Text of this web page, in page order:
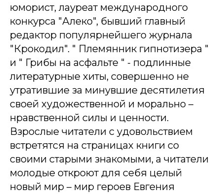
юморист, лауреат международного
конкурса "Алеко", бывший главный
редактор популярнейшего журнала
"Крокодил". " Племянник гипнотизера "
и " Грибы на асфальте " - подлинные
литературные хиты, совершенно не
утратившие за минувшие десятилетия
своей художественной и морально –
нравственной силы и ценности.
Взрослые читатели с удовольствием
встретятся на страницах книги со
своими старыми знакомыми, а читатели
молодые откроют для себя целый
новый мир – мир героев Евгения